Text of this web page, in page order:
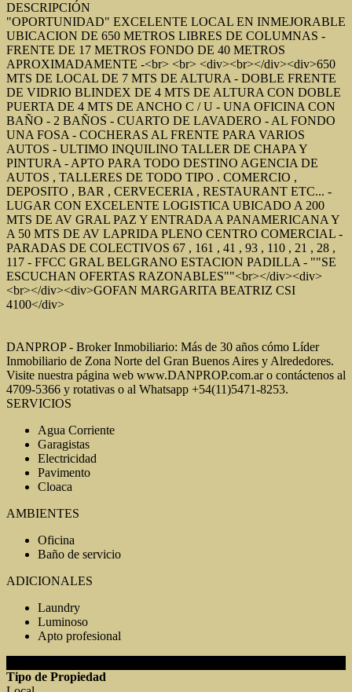
DESCRIPCIÓN
"OPORTUNIDAD" EXCELENTE LOCAL EN INMEJORABLE
UBICACION DE 650 METROS LIBRES DE COLUMNAS -
FRENTE DE 17 METROS FONDO DE 40 METROS
APROXIMADAMENTE -<br> <br> <div><br></div><div>650
MTS DE LOCAL DE 7 MTS DE ALTURA - DOBLE FRENTE
DE VIDRIO BLINDEX DE 4 MTS DE ALTURA CON DOBLE
PUERTA DE 4 MTS DE ANCHO C / U - UNA OFICINA CON
BAÑO - 2 BAÑOS - CUARTO DE LAVADERO - AL FONDO
UNA FOSA - COCHERAS AL FRENTE PARA VARIOS
AUTOS - ULTIMO INQUILINO TALLER DE CHAPA Y
PINTURA - APTO PARA TODO DESTINO AGENCIA DE
AUTOS , TALLERES DE TODO TIPO . COMERCIO ,
DEPOSITO , BAR , CERVECERIA , RESTAURANT ETC... -
LUGAR CON EXCELENTE LOGISTICA UBICADO A 200
MTS DE AV GRAL PAZ Y ENTRADA A PANAMERICANA Y
A 50 MTS DE AV LAPRIDA PLENO CENTRO COMERCIAL -
PARADAS DE COLECTIVOS 67 , 161 , 41 , 93 , 110 , 21 , 28 ,
117 - FFCC GRAL BELGRANO ESTACION PADILLA - ""SE
ESCUCHAN OFERTAS RAZONABLES""<br></div><div>
<br></div><div>GOFAN MARGARITA BEATRIZ CSI
4100</div>
DANPROP - Broker Inmobiliario: Más de 30 años cómo Líder
Inmobiliario de Zona Norte del Gran Buenos Aires y Alrededores.
Visite nuestra página web www.DANPROP.com.ar o contáctenos al
4709-5366 y rotativas o al Whatsapp +54(11)5471-8253.
SERVICIOS
Agua Corriente
Garagistas
Electricidad
Pavimento
Cloaca
AMBIENTES
Oficina
Baño de servicio
ADICIONALES
Laundry
Luminoso
Apto profesional
Tipo de Propiedad